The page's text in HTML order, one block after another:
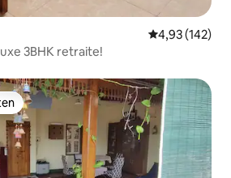
Gemiddelde
4,93 (142)
3BHK retraite!